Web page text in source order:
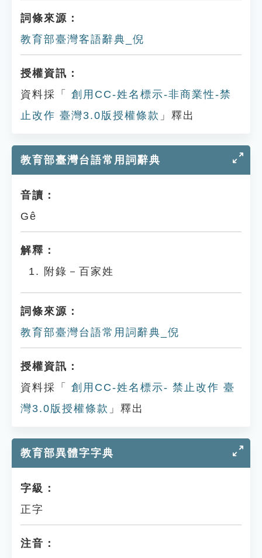
詞條來源：
教育部臺灣客語辭典_倪
授權資訊：
資料採「
創用CC-姓名標示-非商業性-禁
止改作 臺灣3.0版授權條款 」釋出
教育部臺灣台語常用詞辭典
音讀：
Gê
解釋：
附錄－百家姓
詞條來源：
教育部臺灣台語常用詞辭典_倪
授權資訊：
資料採「
創用CC-姓名標示- 禁止改作 臺
灣3.0版授權條款 」釋出
教育部異體字字典
字級：
正字
注音：